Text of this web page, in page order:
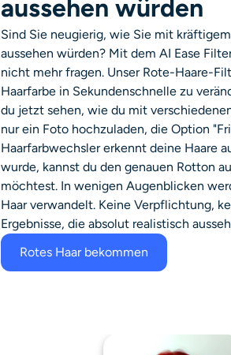
aussehen würden
Sind Sie neugierig, wie Sie mit
aussehen würden? Mit dem AI Ease
nicht mehr fragen. Unser Rote-Haare-
Haarfarbe in Sekundenschnelle zu
du jetzt sehen, wie du mit
nur ein Foto hochzuladen, die Option
Haarfarbwechsler erkennt deine Haare
wurde, kannst du den genauen Rotton
möchtest. In wenigen Augenblicken
Haar verwandelt. Keine Verpflichtung,
Ergebnisse, die absolut realistisch
Rotes Haar bekommen